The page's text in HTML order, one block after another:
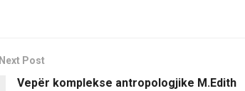
Next Post
Vepër komplekse antropologjike M.Edith